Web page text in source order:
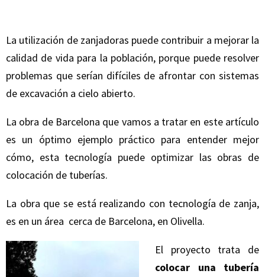
La utilización de zanjadoras puede contribuir a mejorar la
calidad de vida para la población, porque puede resolver
problemas que serían difíciles de afrontar con sistemas
de excavación a cielo abierto.
La obra de Barcelona que vamos a tratar en este artículo
es un óptimo ejemplo práctico para entender mejor
cómo, esta tecnología puede optimizar las obras de
colocación de tuberías.
La obra que se está realizando con tecnología de zanja,
es en un área cerca de Barcelona, en Olivella.
El proyecto trata de
colocar una tubería